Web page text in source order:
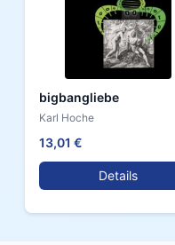
bigbangliebe
Karl Hoche
13,01 €
Details